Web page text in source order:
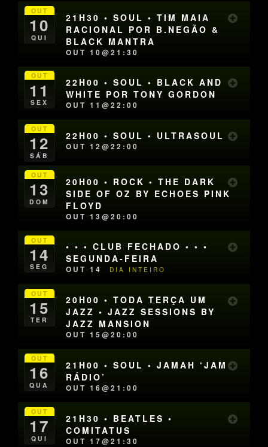
OUT
10
QUI
21H30 • SOUL • TIM MAIA
RACIONAL POR B.NEGÃO &
BLACK MANTRA
OUT 10@21:30
OUT
11
SEX
22H00 • SOUL • BLACK AND
WHITE POR TONY GORDON
OUT 11@22:00
OUT
12
SÁB
22H00 • SOUL • ULTRASOUL
OUT 12@22:00
OUT
13
DOM
20H00 • ROCK • THE DARK
SIDE OF OZ BY ECHOES PINK
FLOYD
OUT 13@20:00
OUT
14
SEG
• • • CLUB FECHADO • • •
SEGUNDA-FEIRA
OUT 14 DIA INTEIRO
OUT
15
TER
20H00 • TODA TERÇA UM
JAZZ • JAZZ SESSIONS BY
JAZZ MANSION
OUT 15@20:00
OUT
16
QUA
21H00 • SOUL • JAMAH ‘JAM
RÁDIO’
OUT 16@21:00
OUT
17
QUI
21H30 • BEATLES •
COMITATUS
OUT 17@21:30